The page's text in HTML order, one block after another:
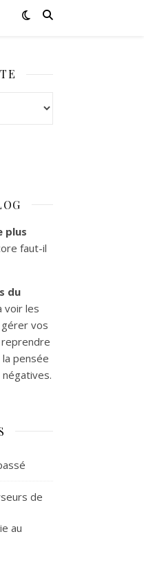
plus
faut-il
du
voir les
vos
la pensée
de
au